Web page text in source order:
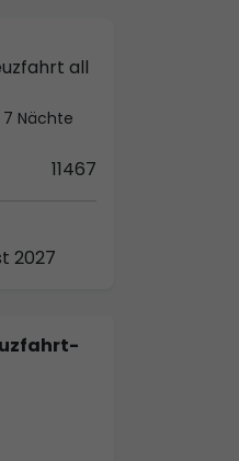
all
Nächte
11467
2027